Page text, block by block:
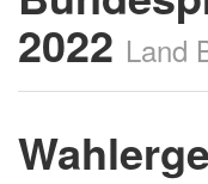
2022 Land